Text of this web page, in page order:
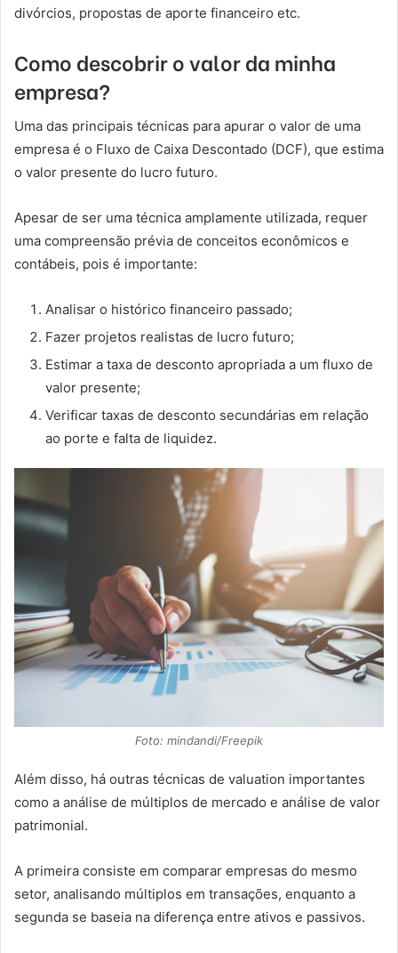
divórcios, propostas de aporte financeiro etc.
Como descobrir o valor da minha
empresa?
Uma das principais técnicas para apurar o valor de uma
empresa é o Fluxo de Caixa Descontado (DCF), que estima
o valor presente do lucro futuro.
Apesar de ser uma técnica amplamente utilizada, requer
uma compreensão prévia de conceitos econômicos e
contábeis, pois é importante:
Analisar o histórico financeiro passado;
Fazer projetos realistas de lucro futuro;
Estimar a taxa de desconto apropriada a um fluxo de
valor presente;
Verificar taxas de desconto secundárias em relação
ao porte e falta de liquidez.
Foto: mindandi/Freepik
Além disso, há outras técnicas de valuation importantes
como a análise de múltiplos de mercado e análise de valor
patrimonial.
A primeira consiste em comparar empresas do mesmo
setor, analisando múltiplos em transações, enquanto a
segunda se baseia na diferença entre ativos e passivos.